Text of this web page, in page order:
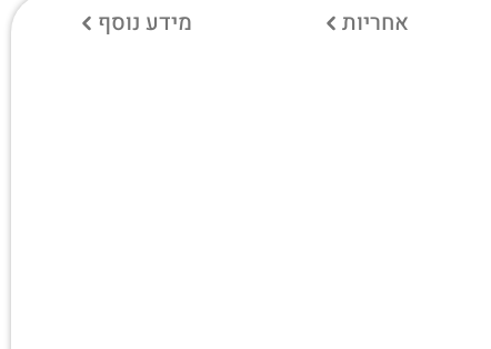
אחריות מידע נוסף